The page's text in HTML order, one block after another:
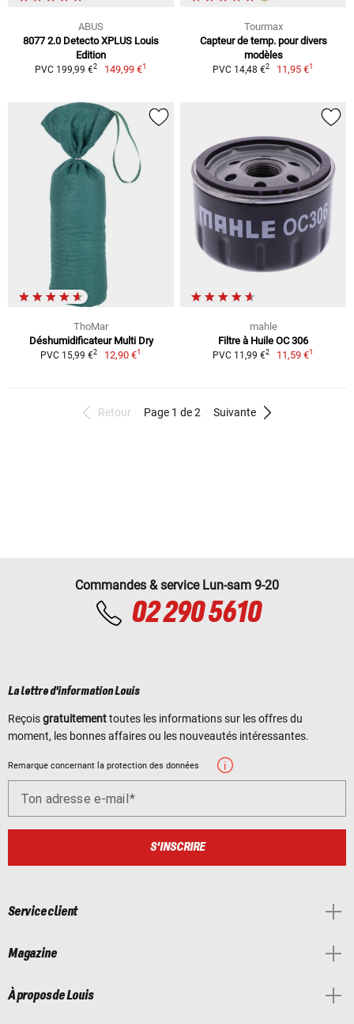
ABUS
8077 2.0 Detecto XPLUS Louis
Edition
PVC 199,99 €2 149,99 €1
Tourmax
Capteur de temp. pour divers
modèles
PVC 14,48 €2 11,95 €1
ThoMar
Déshumidificateur Multi Dry
PVC 15,99 €2 12,90 €1
mahle
Filtre à Huile OC 306
PVC 11,99 €2 11,59 €1
Retour Page 1 de 2 Suivante
Commandes & service Lun-sam 9-20
02 290 5610
La lettre d'information Louis
Reçoisgratuitementtoutes les informations sur les offres du
moment, les bonnes affaires ou les nouveautés intéressantes.
Remarque concernant la protection des données
Ton adresse e-mail
S'INSCRIRE
Service client
Magazine
À propos de Louis